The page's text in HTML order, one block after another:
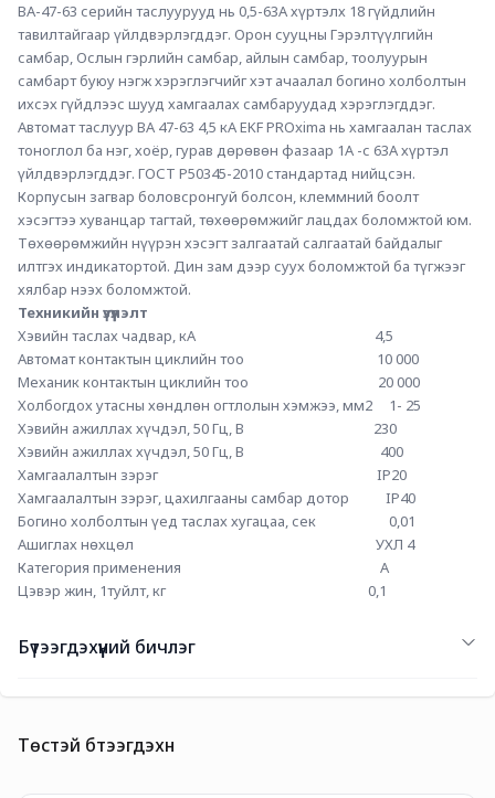
ВА-47-63 серийн таслуурууд нь 0,5-63А хүртэлх 18 гүйдлийн
тавилтайгаар үйлдвэрлэгддэг. Орон сууцны Гэрэлтүүлгийн
самбар, Ослын гэрлийн самбар, айлын самбар, тоолуурын
самбарт буюу нэгж хэрэглэгчийг хэт ачаалал богино холболтын
ихсэх гүйдлээс шууд хамгаалах самбаруудад хэрэглэгддэг.
Автомат таслуур ВА 47-63 4,5 кА EKF PROxima нь хамгаалан таслах
тоноглол ба нэг, хоёр, гурав дөрөвөн фазаар 1А -с 63А хүртэл
үйлдвэрлэгддэг. ГОСТ Р50345-2010 стандартад нийцсэн.
Корпусын загвар боловсронгуй болсон, клеммний боолт
хэсэгтээ хуванцар тагтай, төхөөрөмжийг лацдах боломжтой юм.
Төхөөрөмжийн нүүрэн хэсэгт залгаатай салгаатай байдалыг
илтгэх индикатортой. Дин зам дээр суух боломжтой ба түгжээг
хялбар нээх боломжтой.
Техникийн үзүүлэлт
Хэвийн таслах чадвар, кА                                                      4,5
Автомат контактын циклийн тоо                                        10 000
Механик контактын циклийн тоо                                       20 000
Холбогдох утасны хөндлөн огтлолын хэмжээ, мм2     1- 25
Хэвийн ажиллах хүчдэл, 50 Гц, В                                       230
Хэвийн ажиллах хүчдэл, 50 Гц, В                                         400
Хамгаалалтын зэрэг                                                                  IP20
Хамгаалалтын зэрэг, цахилгааны самбар дотор           IP40
Богино холболтын үед таслах хугацаа, сек                      0,01
Ашиглах нөхцөл                                                                         УХЛ 4
Категория применения                                                            А
Цэвэр жин, 1туйлт, кг                                                             0,1
Бүтээгдэхүүний бичлэг
Төстэй бүтээгдэхүүн